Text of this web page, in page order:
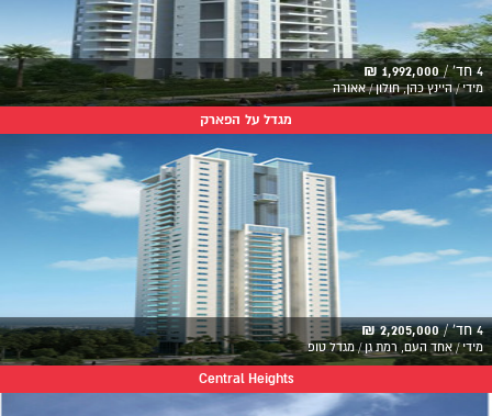
4 חד' / 1,992,000 ₪
מידי / היינץ כהן, חולון / אאורה
מגדל על הפארק
4 חד' / 2,205,000 ₪
מידי / אחד העם, רמת גן / מגדל טופ
Central Heights